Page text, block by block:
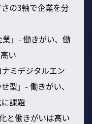
の3軸で企業を分
」- 働きがい、働
い
ミデジタルエン
型」- 働きがい、
課題
と働きがいは高い